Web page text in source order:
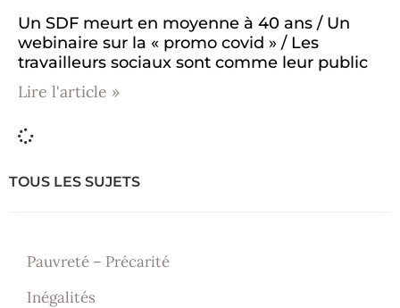
Un SDF meurt en moyenne à 40 ans / Un
webinaire sur la « promo covid » / Les
travailleurs sociaux sont comme leur public
Lire l'article »
TOUS LES SUJETS
Pauvreté – Précarité
Inégalités